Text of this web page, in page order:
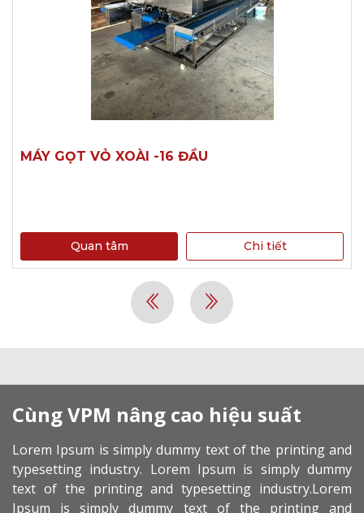
MÁY GỌT VỎ XOÀI -16 ĐẦU
Quan tâm Chi tiết
Cùng VPM nâng cao hiệu suất
Lorem Ipsum is simply dummy text of the printing and
typesetting industry. Lorem Ipsum is simply dummy
text of the printing and typesetting industry.Lorem
Ipsum is simply dummy text of the printing and